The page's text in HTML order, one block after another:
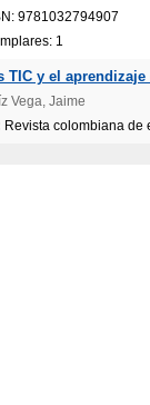
9781032794907
1
TIC y el
Vega, Jaime
Revista colombiana de